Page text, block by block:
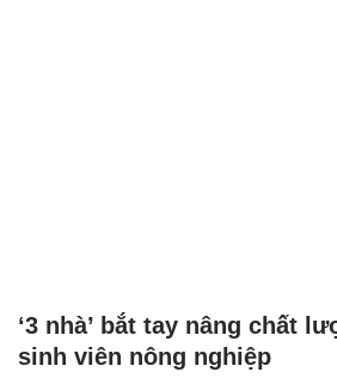
‘3 nhà’ bắt tay nâng chất
sinh viên nông nghiệp